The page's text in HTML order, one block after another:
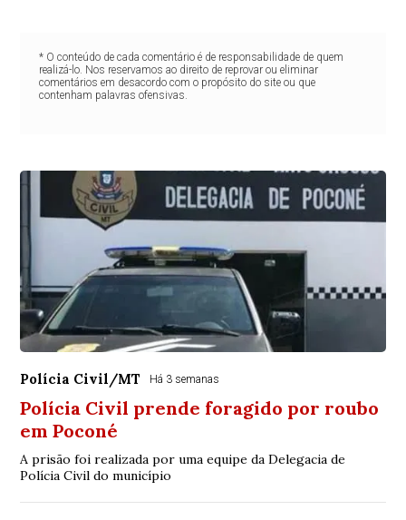
* O conteúdo de cada comentário é de responsabilidade de quem
realizá-lo. Nos reservamos ao direito de reprovar ou eliminar
comentários em desacordo com o propósito do site ou que
contenham palavras ofensivas.
Polícia Civil/MT Há 3 semanas
Polícia Civil prende foragido por roubo
em Poconé
A prisão foi realizada por uma equipe da Delegacia de
Polícia Civil do município